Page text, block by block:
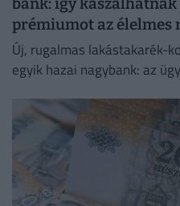
prémiumot az élelmes
Új, rugalmas lakástakarék-
egyik hazai nagybank: az
hozammal.